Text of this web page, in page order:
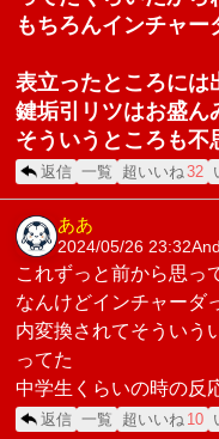
もちろんインチャー
表立ったところには
鍵垢引リツはお盛ん
そういうところも不
返信 一覧 超いいね32
ああ
2024/05/26 23:32
これずっと前から思っ
なんけどインチャーダ
内変換されてそういう
ってた
中学生くらいの時の反
返信 一覧 超いいね 10